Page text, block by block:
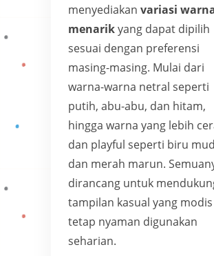
menyediakan variasi
menarikyang dapat dipilih
sesuai dengan preferensi
masing-masing. Mulai dari
warna-warna netral seperti
putih, abu-abu, dan hitam,
hingga warna yang lebih
dan playful seperti biru
dan merah marun.
dirancang untuk
tampilan kasual yang
tetap nyaman digunakan
seharian.